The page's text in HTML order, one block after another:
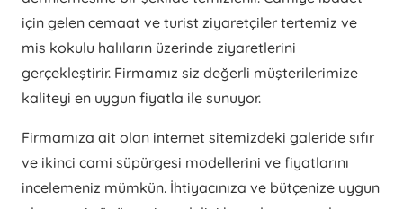
için gelen cemaat ve turist ziyaretçiler tertemiz ve
mis kokulu halıların üzerinde ziyaretlerini
gerçekleştirir. Firmamız siz değerli müşterilerimize
kaliteyi en uygun fiyatla ile sunuyor.
Firmamıza ait olan internet sitemizdeki galeride sıfır
ve ikinci cami süpürgesi modellerini ve fiyatlarını
incelemeniz mümkün. İhtiyacınıza ve bütçenize uygun